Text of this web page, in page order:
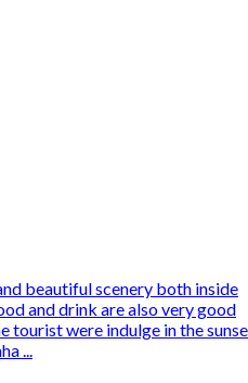
beautiful scenery both inside
and drink are also very good
tourist were indulge in the
...